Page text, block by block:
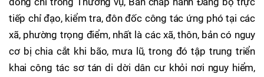
tiếp chỉ đạo, kiểm tra, đôn đốc công tác ứng phó tại các
xã, phường trọng điểm, nhất là các xã, thôn, bản có nguy
cơ bị chia cắt khi bão, mưa lũ, trong đó tập trung triển
khai công tác sơ tán di dời dân cư khỏi nơi nguy hiểm,